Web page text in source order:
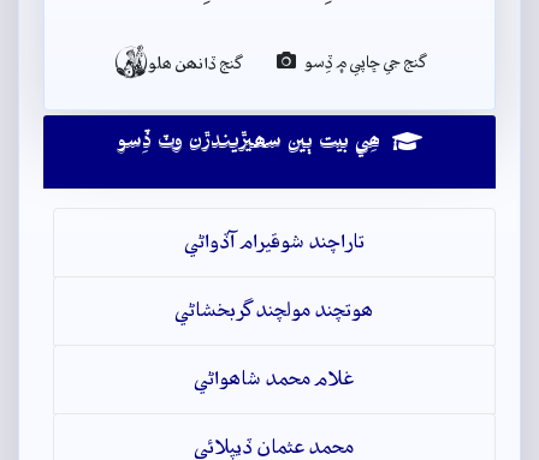
گنج جي ڇاپي ۾ ڏِسو گنج ڏانھن ھلو
ھِي بيت ٻين سھيڙيندڙن وٽ ڏِسو
تاراچند شوقيرام آڏواڻي
ھوتچند مولچند گربخشاڻي
غلام محمد شاھواڻي
محمد عثمان ڏيپلائي